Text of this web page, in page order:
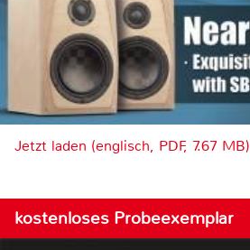
Jetzt laden (englisch, PDF, 7.67 MB)
kostenloses Probeexemplar